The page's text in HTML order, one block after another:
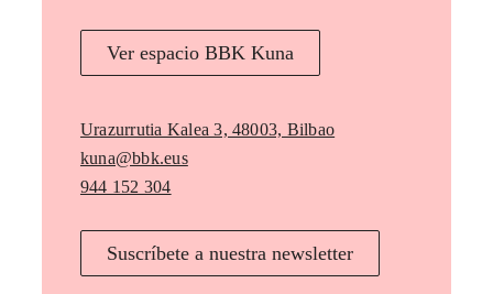
Ver espacio BBK Kuna
Urazurrutia Kalea 3, 48003, Bilbao
kuna@bbk.eus
944 152 304
Suscríbete a nuestra newsletter